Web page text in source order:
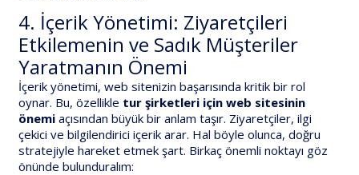
4. İçerik Yönetimi: Ziyaretçileri
Etkilemenin ve Sadık Müşteriler
Yaratmanın Önemi
İçerik yönetimi, web sitenizin başarısında kritik bir rol
oynar. Bu, özellikle tur şirketleri için web sitesinin
önemiaçısından büyük bir anlam taşır. Ziyaretçiler, ilgi
çekici ve bilgilendirici içerik arar. Hal böyle olunca, doğru
stratejiyle hareket etmek şart. Birkaç önemli noktayı göz
önünde bulunduralım: